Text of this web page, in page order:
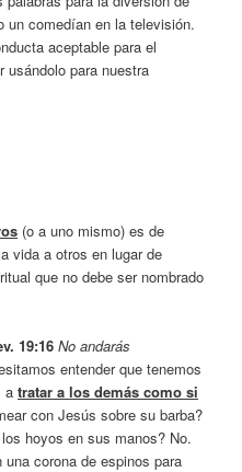
un comedían en la televisión.
aceptable para el
usándolo para nuestra
(o a uno mismo) es de
vida a otros en lugar de
que no debe ser nombrado
19:16 No andarás
entender que tenemos
atratar a los demás como si
con Jesús sobre su barba?
hoyos en sus manos? No.
corona de espinos para